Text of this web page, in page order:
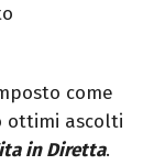
come
ottimi ascolti
in Diretta.